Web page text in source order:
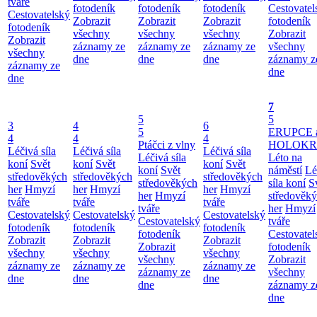
Cestovatelský
fotodeník
Zobrazit
všechny
záznamy ze
dne
fotodeník
Zobrazit
všechny
záznamy ze
dne
fotodeník
Zobrazit
všechny
záznamy ze
dne
fotodeník
Zobrazit
všechny
záznamy ze
dne
fotodeník
Zobrazit
všechny
záznamy
dne
3
4
Léčivá síla
koní Svět
středověkých
her Hmyzí
tváře
Cestovatelský
fotodeník
Zobrazit
všechny
záznamy ze
dne
4
4
Léčivá síla
koní Svět
středověkých
her Hmyzí
tváře
Cestovatelský
fotodeník
Zobrazit
všechny
záznamy ze
dne
5
5
Ptáčci z vlny
Léčivá síla
koní Svět
středověkých
her Hmyzí
tváře
Cestovatelský
fotodeník
Zobrazit
všechny
záznamy ze
dne
6
4
Léčivá síla
koní Svět
středověkých
her Hmyzí
tváře
Cestovatelský
fotodeník
Zobrazit
všechny
záznamy ze
dne
7
5
ERUPCE
Léto na
náměstí
síla koní
her Hmyzí
tváře
fotodeník
Zobrazit
všechny
záznamy
dne